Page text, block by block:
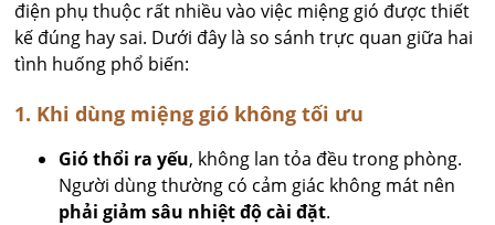
điện phụ thuộc rất nhiều vào việc miệng gió được thiết
kế đúng hay sai. Dưới đây là so sánh trực quan giữa hai
tình huống phổ biến:
1. Khi dùng miệng gió không tối ưu
Gió thổi ra yếu, không lan tỏa đều trong phòng.
Người dùng thường có cảm giác không mát nên
phải giảm sâu nhiệt độ cài đặt.